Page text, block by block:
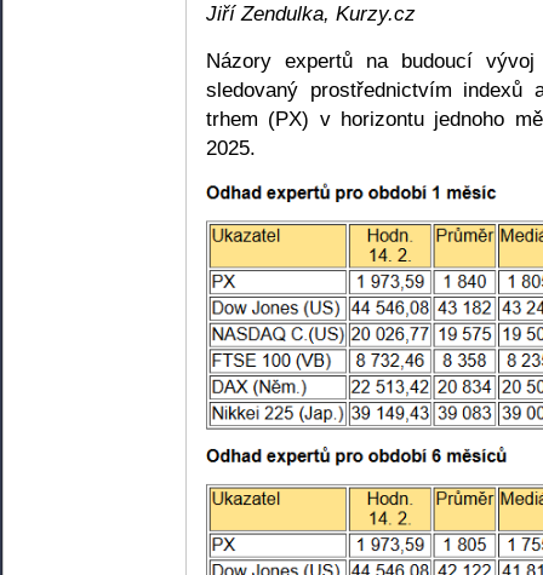
Jiří Zendulka, Kurzy.cz
Názory expertů na budoucí
sledovaný prostřednictvím
trhem (PX) v horizontu jednoho
2025.